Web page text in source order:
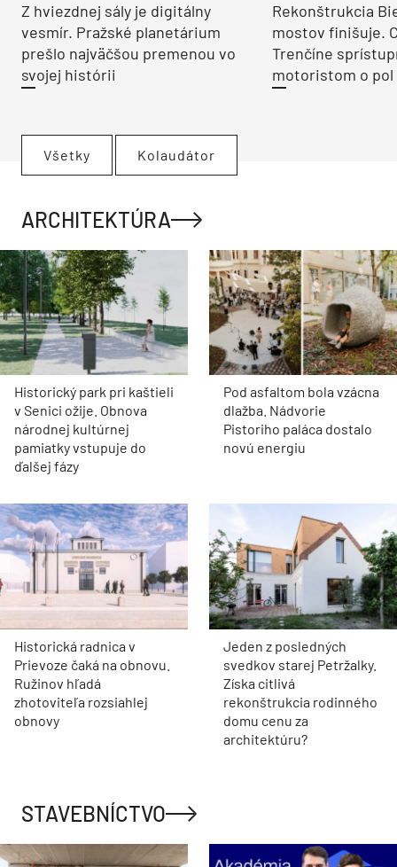
Z hviezdnej sály je digitálny
vesmír. Pražské planetárium
prešlo najväčšou premenou vo
svojej histórii
Rekonštrukcia
mostov finišuje.
Trenčíne
motoristom o pol
Všetky Kolaudátor
ARCHITEKTÚRA
Historický park pri kaštieli
v Senici ožije. Obnova
národnej kultúrnej
pamiatky vstupuje do
ďalšej fázy
Pod asfaltom bola vzácna
dlažba. Nádvorie
Pistoriho paláca dostalo
novú energiu
Historická radnica v
Prievoze čaká na obnovu.
Ružinov hľadá
zhotoviteľa rozsiahlej
obnovy
Jeden z posledných
svedkov starej Petržalky.
Získa citlivá
rekonštrukcia rodinného
domu cenu za
architektúru?
STAVEBNÍCTVO